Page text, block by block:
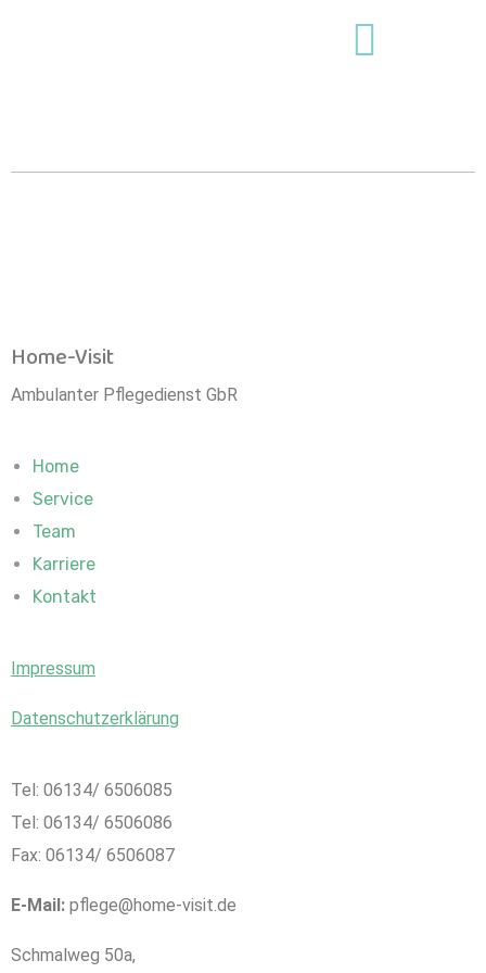
Home-Visit
Ambulanter Pflegedienst GbR
Home
Service
Team
Karriere
Kontakt
Impressum
Datenschutz­erklärung
Tel: 06134/ 6506085
Tel: 06134/ 6506086
Fax: 06134/ 6506087
E-Mail: pflege@home-visit.de
Schmalweg 50a,